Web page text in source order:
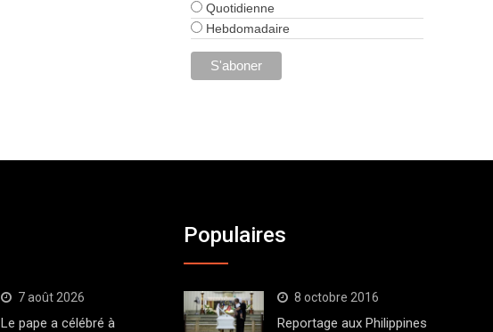
Quotidienne
Hebdomadaire
7 août 2026
Le pape a célébré à
Populaires
8 octobre 2016
Reportage aux Philippines